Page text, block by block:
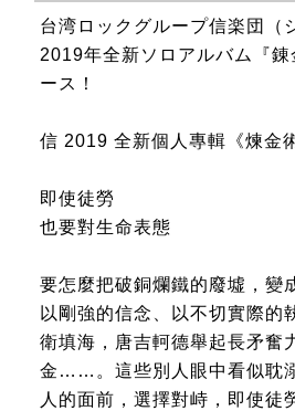
台湾ロックグループ信楽団（
2019年全新ソロアルバム『
ース！
信 2019 全新個人專輯《煉金
即使徒勞
也要對生命表態
要怎麼把破銅爛鐵的廢墟，變
以剛強的信念、以不切實際的
衛填海，唐吉軻德舉起長矛奮
金……。這些別人眼中看似耽
人的面前，選擇對峙，即使徒